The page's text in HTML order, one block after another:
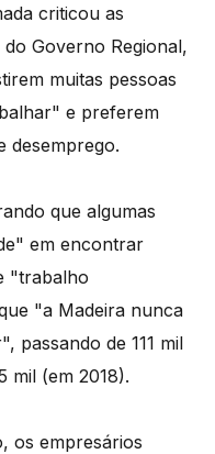
criticou as
Governo Regional,
muitas pessoas
e preferem
desemprego.
que algumas
em encontrar
"trabalho
"a Madeira nunca
passando de 111 mil
mil (em 2018).
os empresários